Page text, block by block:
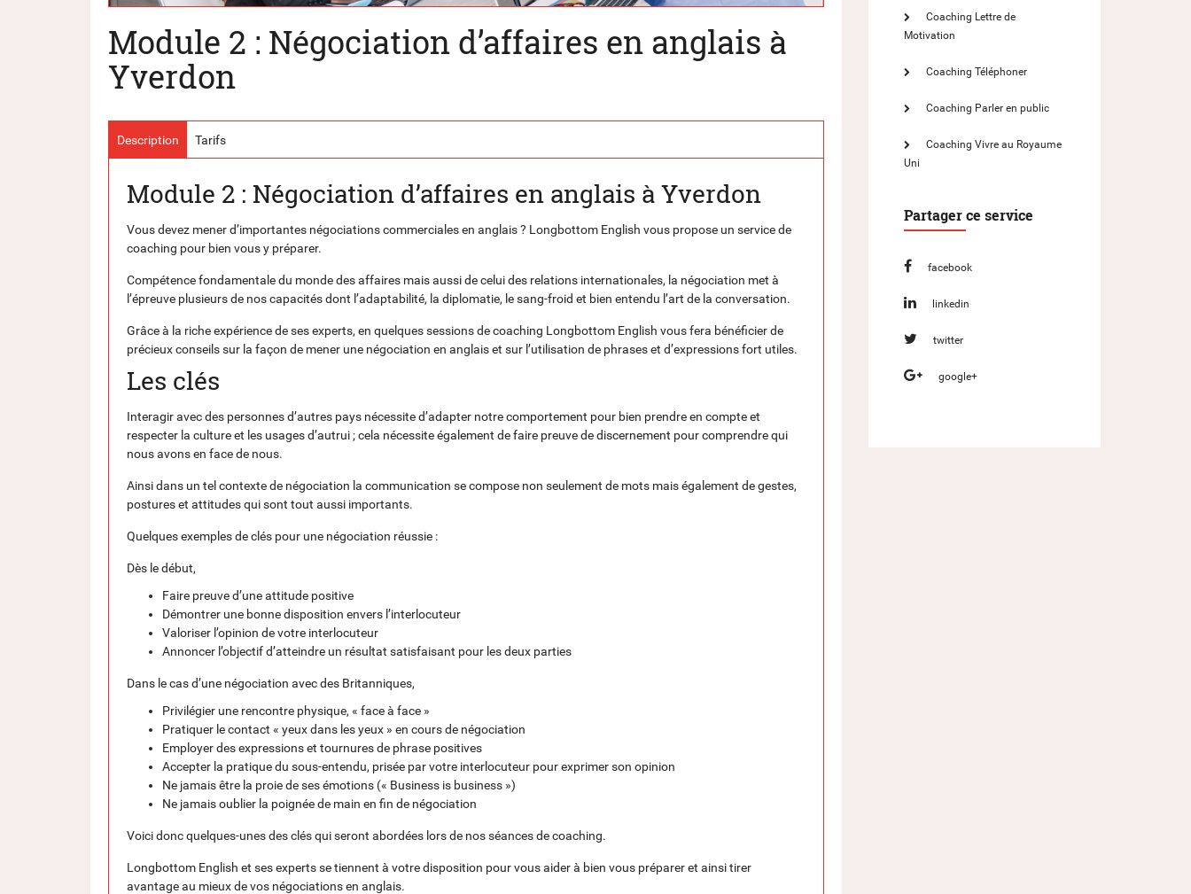
Module 2 : Négociation d’affaires en anglais à
Yverdon
Description Tarifs
Module 2 : Négociation d’affaires en anglais à Yverdon
Vous devez mener d’importantes négociations commerciales en anglais ? Longbottom English vous propose un service de
coaching pour bien vous y préparer.
Compétence fondamentale du monde des affaires mais aussi de celui des relations internationales, la négociation met à
l’épreuve plusieurs de nos capacités dont l’adaptabilité, la diplomatie, le sang-froid et bien entendu l’art de la conversation.
Grâce à la riche expérience de ses experts, en quelques sessions de coaching Longbottom English vous fera bénéficier de
précieux conseils sur la façon de mener une négociation en anglais et sur l’utilisation de phrases et d’expressions fort utiles.
Les clés
Interagir avec des personnes d’autres pays nécessite d’adapter notre comportement pour bien prendre en compte et
respecter la culture et les usages d’autrui ; cela nécessite également de faire preuve de discernement pour comprendre qui
nous avons en face de nous.
Ainsi dans un tel contexte de négociation la communication se compose non seulement de mots mais également de gestes,
postures et attitudes qui sont tout aussi importants.
Quelques exemples de clés pour une négociation réussie :
Dès le début,
Faire preuve d’une attitude positive
Démontrer une bonne disposition envers l’interlocuteur
Valoriser l’opinion de votre interlocuteur
Annoncer l’objectif d’atteindre un résultat satisfaisant pour les deux parties
Dans le cas d’une négociation avec des Britanniques,
Privilégier une rencontre physique, « face à face »
Pratiquer le contact « yeux dans les yeux » en cours de négociation
Employer des expressions et tournures de phrase positives
Accepter la pratique du sous-entendu, prisée par votre interlocuteur pour exprimer son opinion
Ne jamais être la proie de ses émotions (« Business is business »)
Ne jamais oublier la poignée de main en fin de négociation
Voici donc quelques-unes des clés qui seront abordées lors de nos séances de coaching.
Longbottom English et ses experts se tiennent à votre disposition pour vous aider à bien vous préparer et ainsi tirer
avantage au mieux de vos négociations en anglais.
Coaching Lettre de
Motivation
Coaching Téléphoner
Coaching Parler en public
Coaching Vivre au Royaume
Uni
Partager ce service
facebook
linkedin
twitter
google+